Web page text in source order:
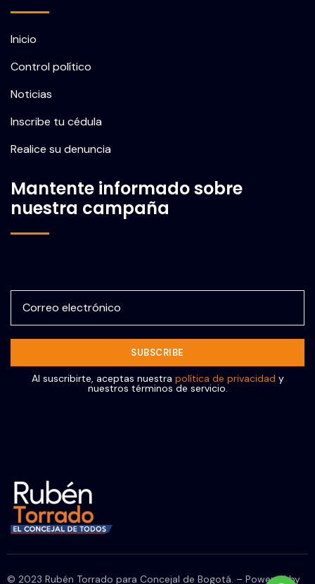
Inicio
Control político
Noticias
Inscribe tu cédula
Realice su denuncia
Mantente informado sobre
nuestra campaña
Al suscribirte, aceptas nuestra política de privacidad y
nuestros términos de servicio.
© 2023 Rubén Torrado para Concejal de Bogotá. – Powered by